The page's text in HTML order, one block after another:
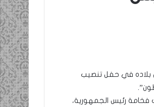
بلاده في حفل تنصيب
رئيس الجمهورية،
بونا
25 يونيو، 2022
ومضة…./ بومديد…..صرخة استغاثة..
معادة..؟ / الشريف بونا